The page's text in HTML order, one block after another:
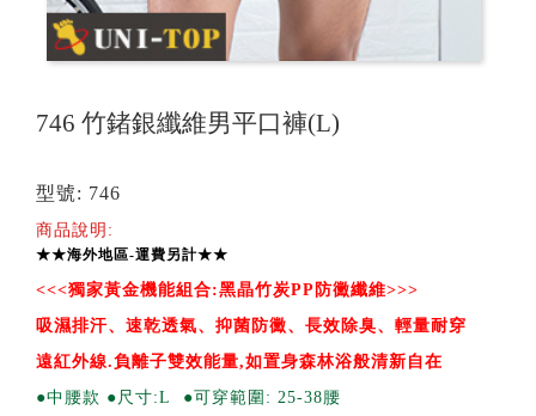
746 竹鍺銀纖維男平口褲(L)
型號: 746
商品說明:
★★海外地區-運費另計★★
<<<獨家黃金機能組合:黑晶竹炭PP防黴纖維>>>
吸濕排汗、速乾透氣、抑菌防黴、長效除臭、輕量耐穿
遠紅外線.負離子雙效能量,如置身森林浴般清新自在
●中腰款 ●尺寸:L ●可穿範圍: 25-38腰